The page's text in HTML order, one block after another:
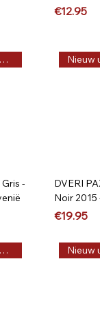
Price
€12.95
Nieuw uit Slovenië
-
DVERI
Noir 2015
Price
€19.95
Nieuw uit Slovenië